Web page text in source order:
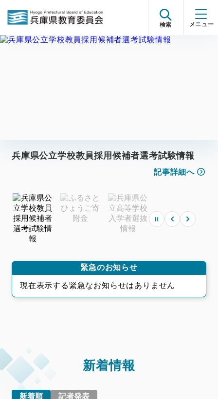
検索
教員免許のご案内
記事詳細へ
兵庫県公立学校教員採用候補者選考試験情報
記事詳細へ
ふるさとひょうご寄附金
記事詳細へ
兵庫県公立高等学校入学者選抜情報
記事詳細へ
ひょうご不登校対策プロジェクト
記事詳細へ
教員免許のご案内
記事詳細へ
兵庫県公立学校教員採用候補者選考試験情報
記事詳細へ
一時停止
緊急のお知らせ
現在表示する緊急なお知らせはありません
新着情報
新着順 記者発表